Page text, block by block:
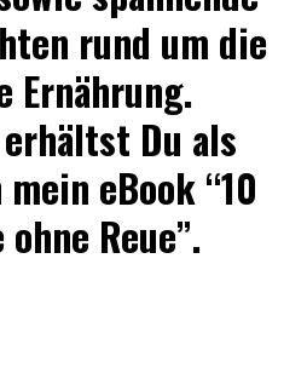
rund um die
Ernährung.
Du als
eBook “10
ohne Reue”.